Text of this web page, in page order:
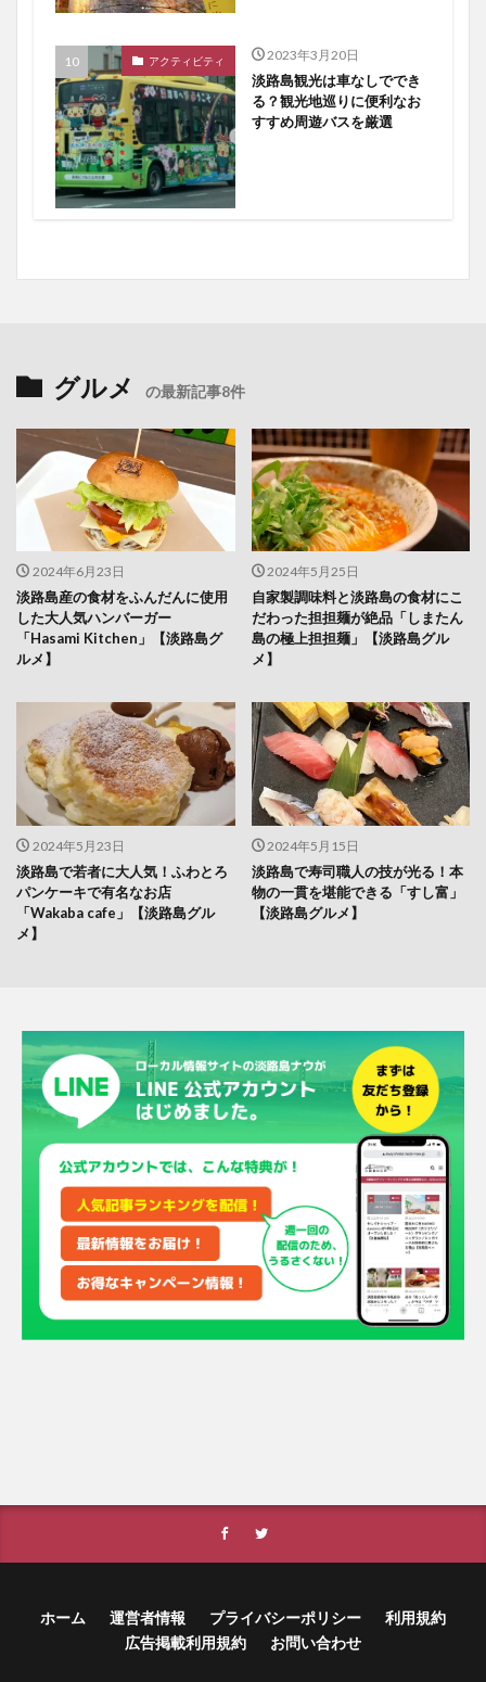
アクティビティ 2023年3月20日
淡路島観光は車なしででき
る？観光地巡りに便利なお
すすめ周遊バスを厳選
グルメ の最新記事8件
2024年6月23日
淡路島産の食材をふんだんに使用
した大人気ハンバーガー
「Hasami Kitchen」【淡路島グ
ルメ】
2024年5月25日
自家製調味料と淡路島の食材にこ
だわった担担麺が絶品「しまたん
島の極上担担麺」【淡路島グル
メ】
2024年5月23日
淡路島で若者に大人気！ふわとろ
パンケーキで有名なお店
「Wakaba cafe」【淡路島グル
メ】
2024年5月15日
淡路島で寿司職人の技が光る！本
物の一貫を堪能できる「すし富」
【淡路島グルメ】
ホーム 運営者情報 プライバシーポリシー
利用規約
広告掲載利用規約
お問い合わせ